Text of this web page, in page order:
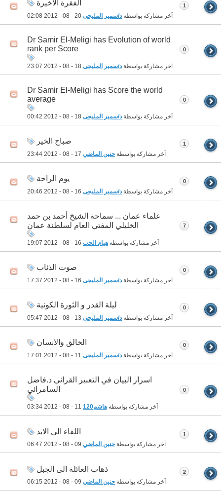
الفقرة الاخيرة
آخر مشاركة بواسطةد/سمير المليجى 02:08
1
Dr Samir El-Meligi has Evolution of world
rank per Score
آخر مشاركة بواسطةد/سمير المليجى 23:07
0
Dr Samir El-Meligi has Score the world
average
آخر مشاركة بواسطةد/سمير المليجى 00:42
0
صباح الخير
آخر مشاركة بواسطة حنين الماضي 23:44
1
يوم الراحة
آخر مشاركة بواسطةد/سمير المليجى 20:46
0
علماء عمان ... سماحة الشيخ أحمد بن حمد
الخليلي المفتي العام لسلطنة عمان
آخر مشاركة بواسطة هيام الحب 19:07
7
صوت الذئاب
آخر مشاركة بواسطةد/سمير المليجى 17:37
0
ليلة القدر و الثورة الكونية
آخر مشاركة بواسطةد/سمير المليجى 05:47
0
الخالق والانسان
آخر مشاركة بواسطةد/سمير المليجى 17:01
0
اسرار البيان في التعبير القراني د.فاضل
السامرائي
آخر مشاركة بواسطة هاشم120 03:34
0
اللقاء الى الابد
آخر مشاركة بواسطة حنين الماضي 06:47
1
ذهاب العائلة الى الجبل
آخر مشاركة بواسطة حنين الماضي 06:15
2